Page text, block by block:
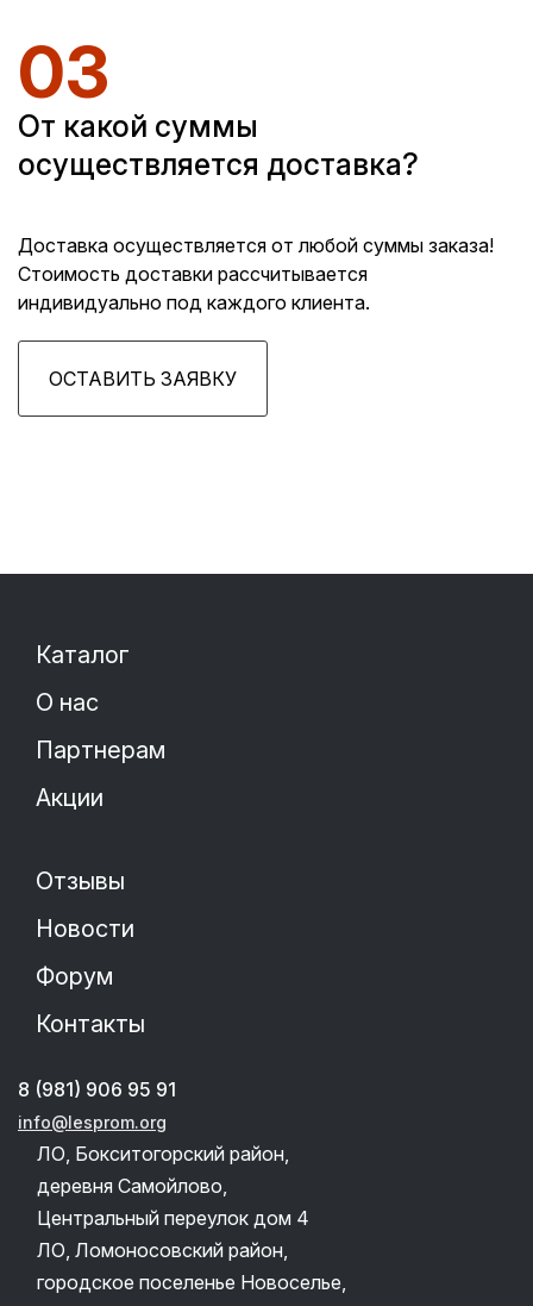
03
От какой суммы
осуществляется доставка?
Доставка осуществляется от любой суммы заказа!
Стоимость доставки рассчитывается
индивидуально под каждого клиента.
ОСТАВИТЬ ЗАЯВКУ
Каталог
О нас
Партнерам
Акции
Отзывы
Новости
Форум
Контакты
8 (981) 906 95 91
info@lesprom.org
ЛО, Бокситогорский район,
деревня Самойлово,
Центральный переулок дом 4
ЛО, Ломоносовский район,
городское поселенье Новоселье,